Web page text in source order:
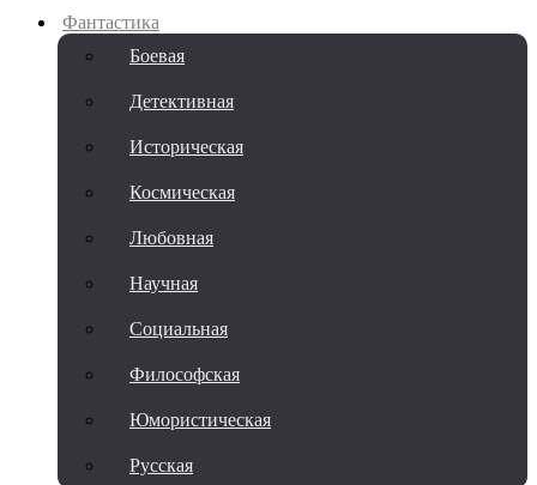
Фантастика
Боевая
Детективная
Историческая
Космическая
Любовная
Научная
Социальная
Философская
Юмористическая
Русская